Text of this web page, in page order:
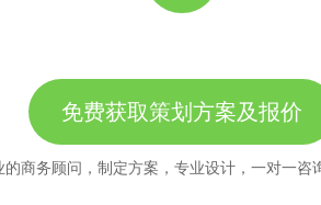
免费获取策划方案及报价
的商务顾问，制定方案，专业设计，一对一咨